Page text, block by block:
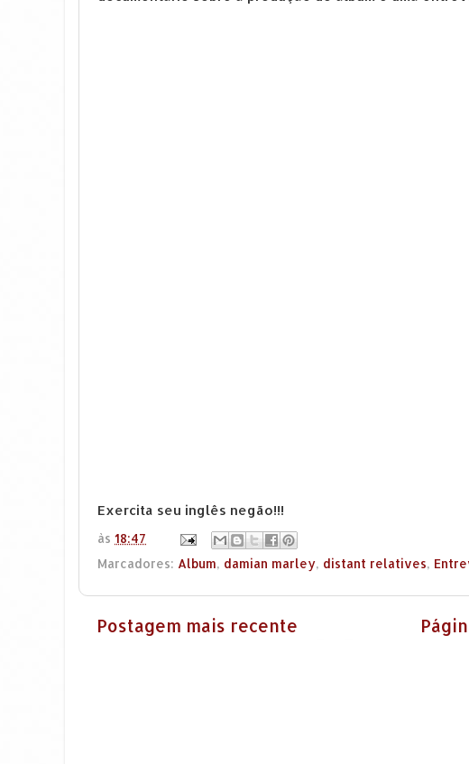
Exercita seu inglês negão!!!
às 18:47
Marcadores: Album, damian marley, distant relatives,
Postagem mais recente